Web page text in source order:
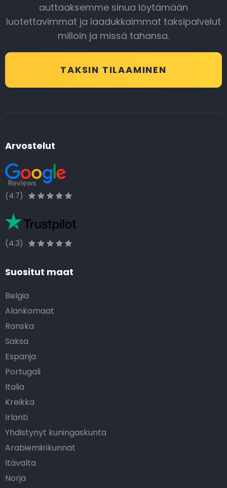
auttaaksemme sinua löytämään
luotettavimmat ja laadukkaimmat taksipalvelut
milloin ja missä tahansa.
TAKSIN TILAAMINEN
Arvostelut
(4.7)
(4.3)
Suositut maat
Belgia
Alankomaat
Ranska
Saksa
Espanja
Portugali
Italia
Kreikka
Irlanti
Yhdistynyt kuningaskunta
Arabiemiirikunnat
Itävalta
Norja